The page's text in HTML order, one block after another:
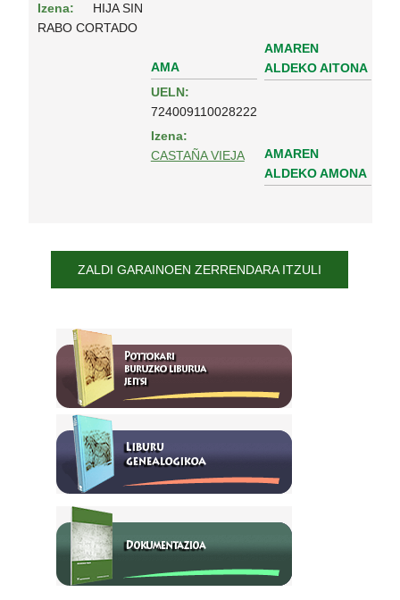
Izena:
HIJA SIN
RABO CORTADO
AMA
UELN:
724009110028222
Izena:
CASTAÑA VIEJA
AMAREN
ALDEKO AITONA
AMAREN
ALDEKO AMONA
ZALDI GARAINOEN ZERRENDARA ITZULI